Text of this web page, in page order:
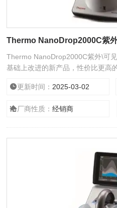
Thermo NanoDrop2000C紫
Thermo NanoDrop2000C紫外\可
基础上改进的新产品，性价比更高
长、更高的浓度、全新的软件等）
更新时间： 2025-03-02
厂商性质：经销商